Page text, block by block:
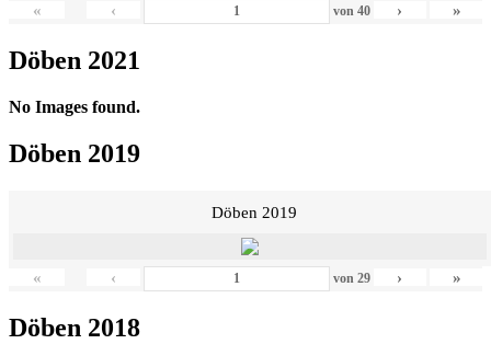
« ‹ von 40 › »
Döben 2021
No Images found.
Döben 2019
Döben 2019
« ‹ von 29 › »
Döben 2018